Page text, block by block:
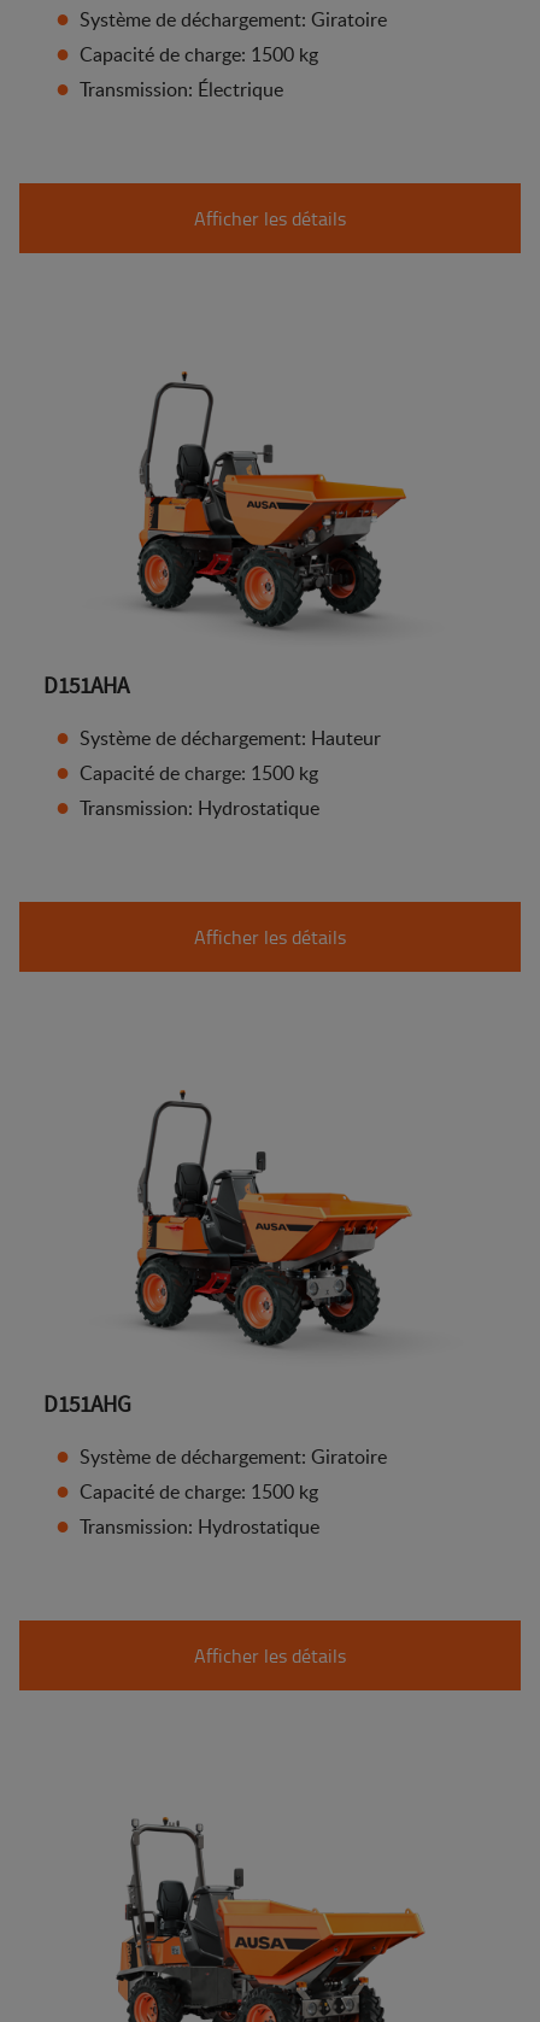
Système de déchargement: Giratoire
Capacité de charge: 1500 kg
Transmission: Électrique
Afficher les détails
D151AHA
Système de déchargement: Hauteur
Capacité de charge: 1500 kg
Transmission: Hydrostatique
Afficher les détails
D151AHG
Système de déchargement: Giratoire
Capacité de charge: 1500 kg
Transmission: Hydrostatique
Afficher les détails